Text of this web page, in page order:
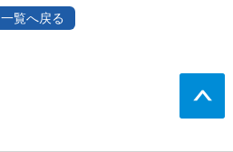
一覧へ戻る